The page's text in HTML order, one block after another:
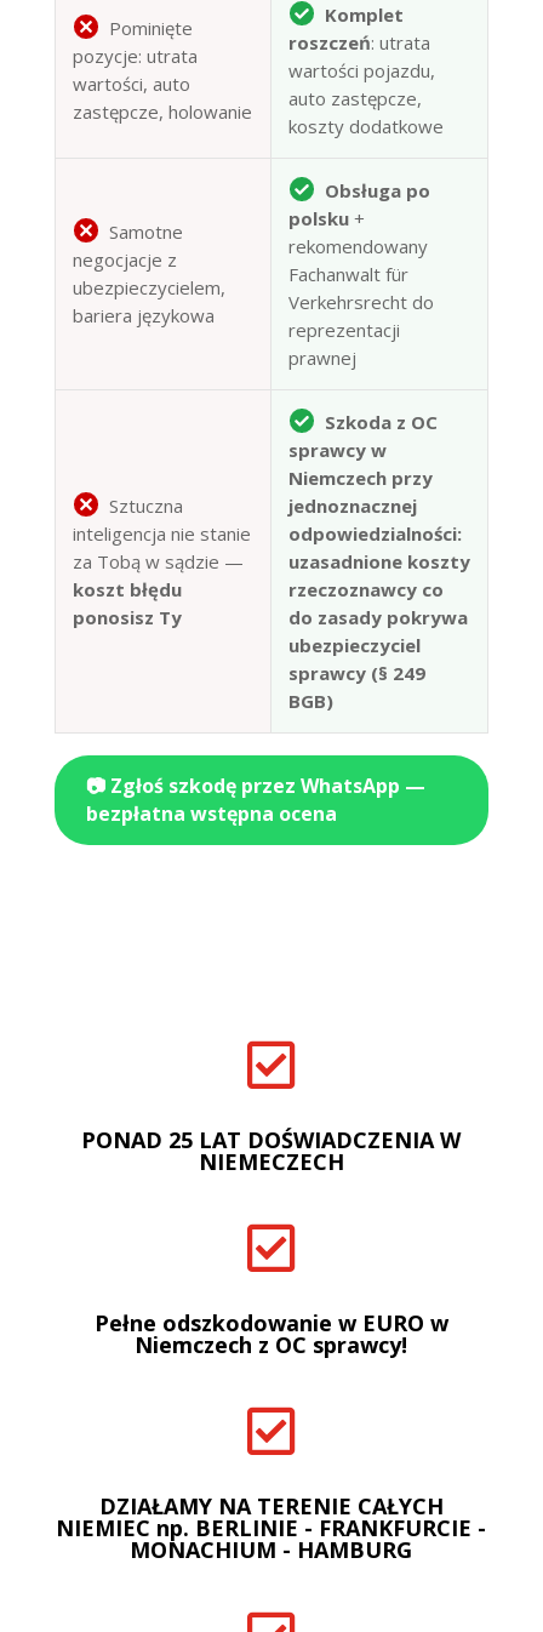
Pominięte
pozycje: utrata
wartości, auto
zastępcze, holowanie
Komplet
roszczeń: utrata
wartości pojazdu,
auto zastępcze,
koszty dodatkowe
Samotne
negocjacje z
ubezpieczycielem,
bariera językowa
Obsługa po
polsku+
rekomendowany
Fachanwalt für
Verkehrsrecht do
reprezentacji
prawnej
Sztuczna
inteligencja nie stanie
za Tobą w sądzie —
koszt błędu
ponosisz Ty
Szkoda z OC
sprawcy w
Niemczech przy
jednoznacznej
odpowiedzialności:
uzasadnione koszty
rzeczoznawcy co
do zasady pokrywa
ubezpieczyciel
sprawcy (§ 249
BGB)
📷 Zgłoś szkodę przez WhatsApp —
bezpłatna wstępna ocena

PONAD 25 LAT DOŚWIADCZENIA W
NIEMECZECH

Pełne odszkodowanie w EURO w
Niemczech z OC sprawcy!

DZIAŁAMY NA TERENIE CAŁYCH
NIEMIEC np. BERLINIE - FRANKFURCIE -
MONACHIUM - HAMBURG